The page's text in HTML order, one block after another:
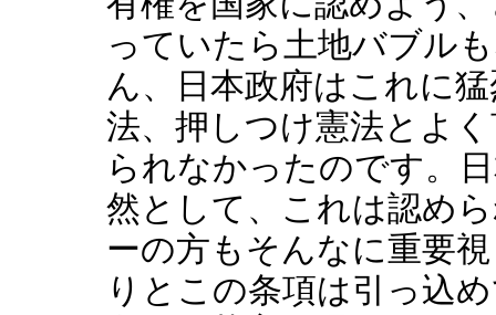
っていたら土地バブル
ん、日本政府はこれに
法、押しつけ憲法とよ
られなかったのです。
然として、これは認め
ーの方もそんなに重要
りとこの条項は引っ込